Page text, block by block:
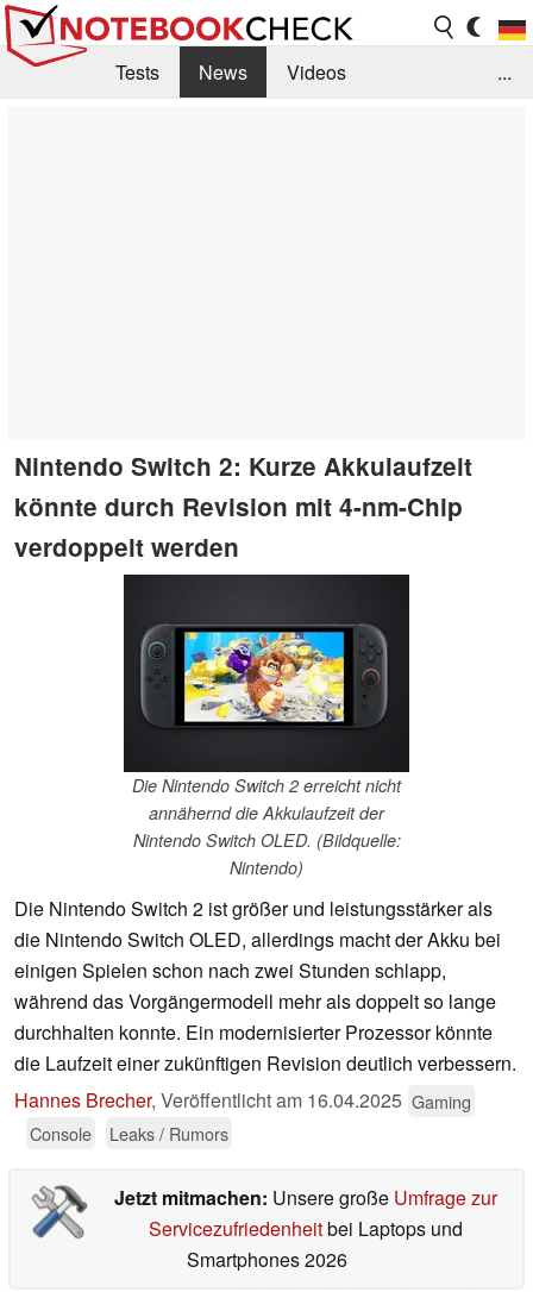
Tests News
Videos
...
Nintendo Switch 2: Kurze Akkulaufzeit
könnte durch Revision mit 4-nm-Chip
verdoppelt werden
Die Nintendo Switch 2 erreicht nicht
annähernd die Akkulaufzeit der
Nintendo Switch OLED. (Bildquelle:
Nintendo)
Die Nintendo Switch 2 ist größer und leistungsstärker als
die Nintendo Switch OLED, allerdings macht der Akku bei
einigen Spielen schon nach zwei Stunden schlapp,
während das Vorgängermodell mehr als doppelt so lange
durchhalten konnte. Ein modernisierter Prozessor könnte
die Laufzeit einer zukünftigen Revision deutlich verbessern.
Hannes Brecher, Veröffentlicht am 16.04.2025 Gaming
Console
Leaks / Rumors
Jetzt mitmachen: Unsere große Umfrage zur
Servicezufriedenheitbei Laptops und
Smartphones 2026